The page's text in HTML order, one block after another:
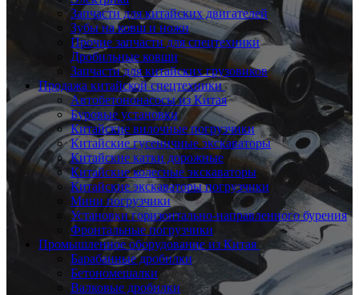
Запчасти для китайских двигателей
Зубы на ковш и ножи
Прочие запчасти для спецтехники
Дробильные ковши
Запчасти для китайских грузовиков
Продажа китайской спецтехники
Автобетононасосы из Китая
Буровые установки
Китайские вилочные погрузчики
Китайские гусеничные экскаваторы
Китайские катки дорожные
Китайские колесные экскаваторы
Китайские экскаваторы погрузчики
Мини погрузчики
Установки горизонтально-направленного бурения
Фронтальные погрузчики
Промышленное оборудование из Китая
Барабанные дробилки
Бетономешалки
Валковые дробилки